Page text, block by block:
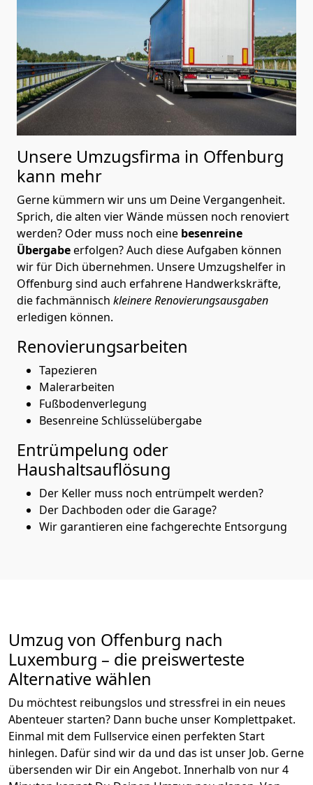
Unsere Umzugsfirma in Offenburg
kann mehr
Gerne kümmern wir uns um Deine Vergangenheit.
Sprich, die alten vier Wände müssen noch renoviert
werden? Oder muss noch eine besenreine
Übergabeerfolgen? Auch diese Aufgaben können
wir für Dich übernehmen. Unsere Umzugshelfer in
Offenburg sind auch erfahrene Handwerkskräfte,
die fachmännisch kleinere Renovierungsausgaben
erledigen können.
Renovierungsarbeiten
Tapezieren
Malerarbeiten
Fußbodenverlegung
Besenreine Schlüsselübergabe
Entrümpelung oder
Haushaltsauflösung
Der Keller muss noch entrümpelt werden?
Der Dachboden oder die Garage?
Wir garantieren eine fachgerechte Entsorgung
Umzug von Offenburg nach
Luxemburg – die preiswerteste
Alternative wählen
Du möchtest reibungslos und stressfrei in ein neues
Abenteuer starten? Dann buche unser Komplettpaket.
Einmal mit dem Fullservice einen perfekten Start
hinlegen. Dafür sind wir da und das ist unser Job. Gerne
übersenden wir Dir ein Angebot. Innerhalb von nur4